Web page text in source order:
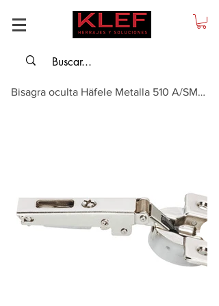
Bisagra oculta Häfele Metalla 510 A/SM 110°, montaje con superposición comple...